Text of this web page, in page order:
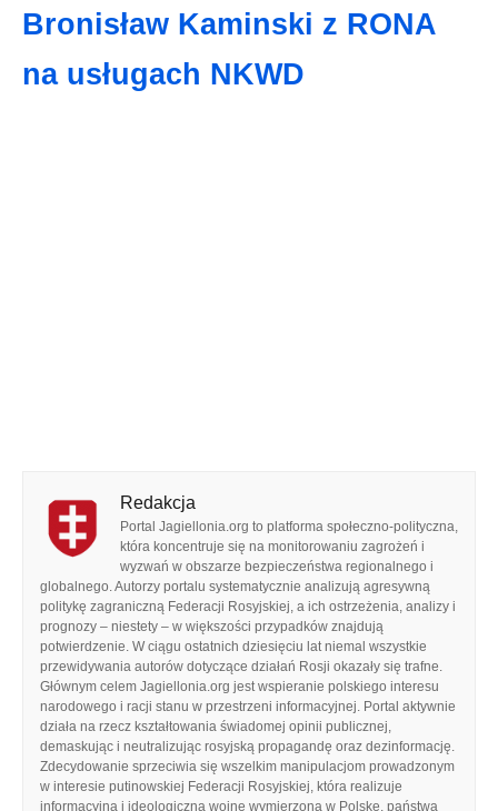
Bronisław Kaminski z RONA
na usługach NKWD
Redakcja
Portal Jagiellonia.org to platforma społeczno-polityczna,
która koncentruje się na monitorowaniu zagrożeń i
wyzwań w obszarze bezpieczeństwa regionalnego i
globalnego. Autorzy portalu systematycznie analizują agresywną
politykę zagraniczną Federacji Rosyjskiej, a ich ostrzeżenia, analizy i
prognozy – niestety – w większości przypadków znajdują
potwierdzenie. W ciągu ostatnich dziesięciu lat niemal wszystkie
przewidywania autorów dotyczące działań Rosji okazały się trafne.
Głównym celem Jagiellonia.org jest wspieranie polskiego interesu
narodowego i racji stanu w przestrzeni informacyjnej. Portal aktywnie
działa na rzecz kształtowania świadomej opinii publicznej,
demaskując i neutralizując rosyjską propagandę oraz dezinformację.
Zdecydowanie sprzeciwia się wszelkim manipulacjom prowadzonym
w interesie putinowskiej Federacji Rosyjskiej, która realizuje
informacyjną i ideologiczną wojnę wymierzoną w Polskę, państwa